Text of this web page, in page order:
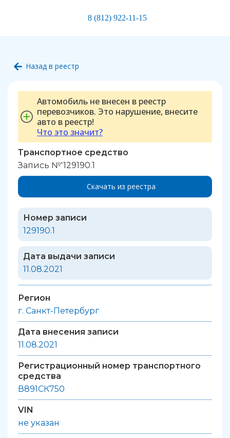
8 (812) 922-11-15
Назад в реестр
Автомобиль не внесен в реестр
перевозчиков. Это нарушение, внесите
авто в реестр!
Что это значит?
Транспортное средство
Запись №'129190.1
Скачать из реестра
Номер записи
129190.1
Дата выдачи записи
11.08.2021
Регион
г. Санкт-Петербург
Дата внесения записи
11.08.2021
Регистрационный номер транспортного
средства
В891СК750
VIN
не указан